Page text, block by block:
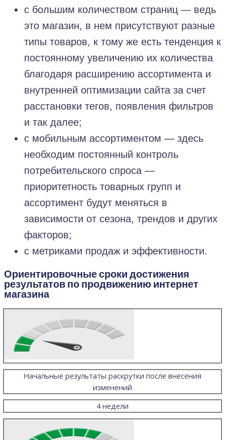
с большим количеством страниц — ведь
это магазин, в нем присутствуют разные
типы товаров, к тому же есть тенденция к
постоянному увеличению их количества
благодаря расширению ассортимента и
внутренней оптимизации сайта за счет
расстановки тегов, появления фильтров
и так далее;
с мобильным ассортиментом — здесь
необходим постоянный контроль
потребительского спроса —
приоритетность товарных групп и
ассортимент будут меняться в
зависимости от сезона, трендов и других
факторов;
с метриками продаж и эффективности.
Ориентировочные сроки достижения
результатов по продвижению интернет
магазина
Начальные результаты раскрутки после внесения
изменений
4 недели